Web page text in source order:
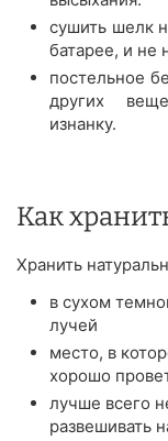
сушить шелк
батарее, и не
постельное
других
изнанку.
Как
Хранить
в сухом
лучей
место, в
хорошо
лучше всего
развешивать